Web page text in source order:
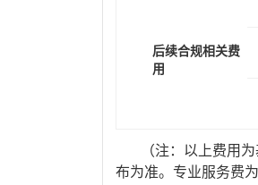
后续合规相关费
用
（注：以上费用为
布为准。专业服务费